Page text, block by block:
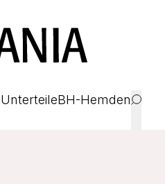
UnterteileBH-Hemden